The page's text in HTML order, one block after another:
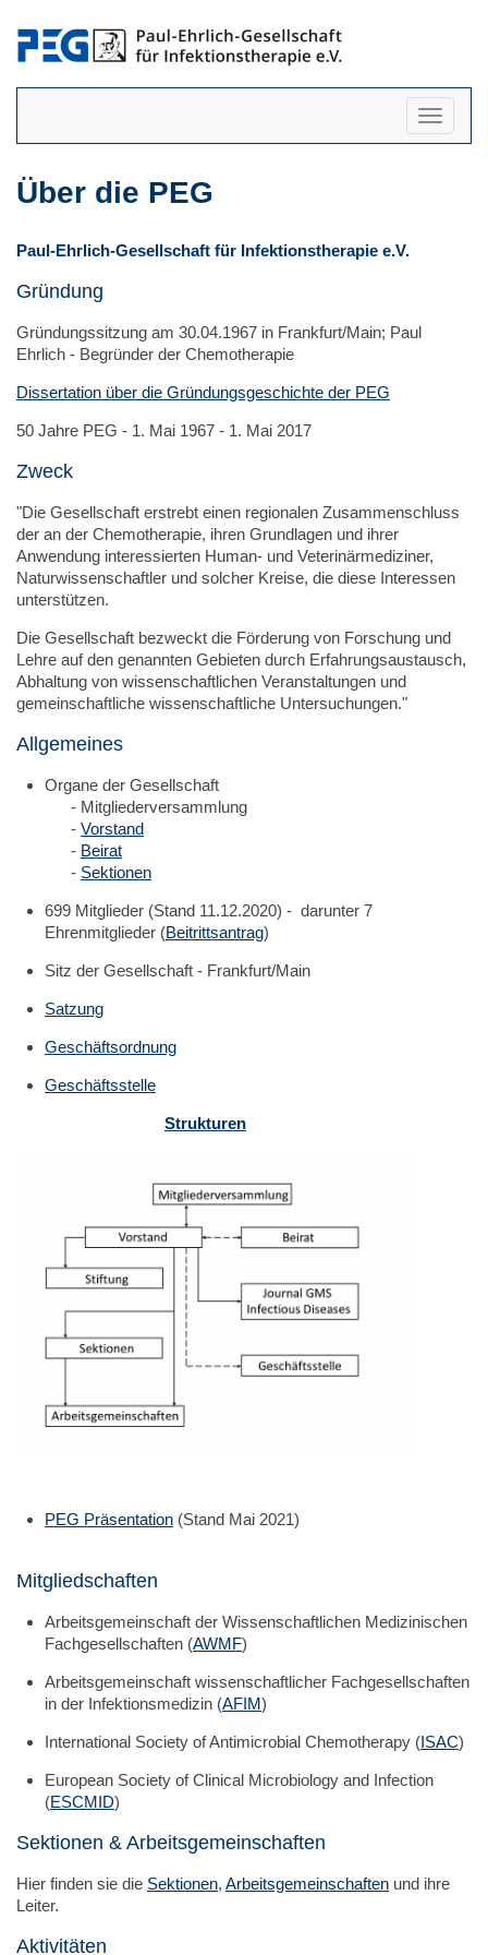
anzeigen
Über die PEG
Paul-Ehrlich-Gesellschaft für Infektionstherapie e.V.
Gründung
Gründungssitzung am 30.04.1967 in Frankfurt/Main; Paul
Ehrlich - Begründer der Chemotherapie
Dissertation über die Gründungsgeschichte der PEG
50 Jahre PEG - 1. Mai 1967 - 1. Mai 2017
Zweck
"Die Gesellschaft erstrebt einen regionalen Zusammenschluss
der an der Chemotherapie, ihren Grundlagen und ihrer
Anwendung interessierten Human- und Veterinärmediziner,
Naturwissenschaftler und solcher Kreise, die diese Interessen
unterstützen.
Die Gesellschaft bezweckt die Förderung von Forschung und
Lehre auf den genannten Gebieten durch Erfahrungsaustausch,
Abhaltung von wissenschaftlichen Veranstaltungen und
gemeinschaftliche wissenschaftliche Untersuchungen."
Allgemeines
Organe der Gesellschaft
- Mitgliederversammlung
- Vorstand
- Beirat
- Sektionen
699 Mitglieder (Stand 11.12.2020) - darunter 7
Ehrenmitglieder (Beitrittsantrag)
Sitz der Gesellschaft - Frankfurt/Main
Satzung
Geschäftsordnung
Geschäftsstelle
Strukturen
PEG Präsentation (Stand Mai 2021)
Mitgliedschaften
Arbeitsgemeinschaft der Wissenschaftlichen Medizinischen
Fachgesellschaften (AWMF)
Arbeitsgemeinschaft wissenschaftlicher Fachgesellschaften
in der Infektionsmedizin (AFIM)
International Society of Antimicrobial Chemotherapy (ISAC)
European Society of Clinical Microbiology and Infection
(ESCMID)
Sektionen & Arbeitsgemeinschaften
Hier finden sie die Sektionen, Arbeitsgemeinschaften und ihre
Leiter.
Aktivitäten